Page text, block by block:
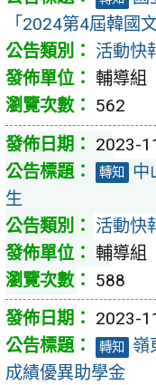
「2024第4屆韓國
活動快
輔導組
562
2023-
轉知
中
生
活動快
輔導組
588
2023-
轉知
嶺
成績優異助學金